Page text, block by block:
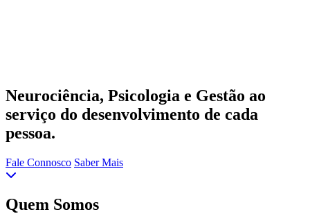
Neurociência, Psicologia e Gestão ao
serviço do desenvolvimento de cada
pessoa.
Fale Connosco Saber Mais
Quem Somos